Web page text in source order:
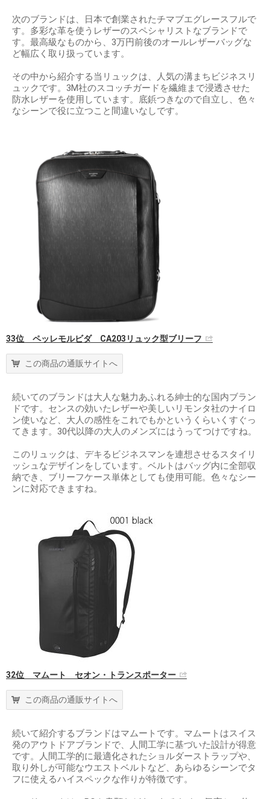
次のブランドは、日本で創業されたチマブエグレースフルで
す。多彩な革を使うレザーのスペシャリストなブランドで
す。最高級なものから、3万円前後のオールレザーバッグな
ど幅広く取り扱っています。
その中から紹介する当リュックは、人気の溝まちビジネスリ
ュックです。3M社のスコッチガードを繊維まで浸透させた
防水レザーを使用しています。底鋲つきなので自立し、色々
なシーンで役に立つこと間違いなしです。
33位 ペッレモルビダ CA203リュック型ブリーフ
この商品の通販サイトへ
続いてのブランドは大人な魅力あふれる紳士的な国内ブラン
ドです。センスの効いたレザーや美しいリモンタ社のナイロ
ン使いなど、大人の感性をこれでもかというくらいくすぐっ
てきます。30代以降の大人のメンズにはうってつけですね。
このリュックは、デキるビジネスマンを連想させるスタイリ
ッシュなデザインをしています。ベルトはバッグ内に全部収
納でき、ブリーフケース単体としても使用可能。色々なシー
ンに対応できますね。
32位 マムート セオン・トランスポーター
この商品の通販サイトへ
続いて紹介するブランドはマムートです。マムートはスイス
発のアウトドアブランドで、人間工学に基づいた設計が得意
です。人間工学的に最適化されたショルダーストラップや、
取り外しが可能なウエストベルトなど、あらゆるシーンでタ
フに使えるハイスペックな作りが特徴です。